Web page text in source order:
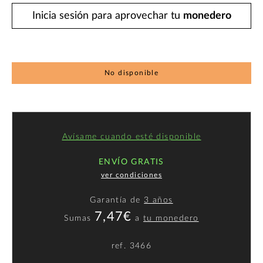
Inicia sesión para aprovechar tu monedero
No disponible
Avísame cuando esté disponible
ENVÍO GRATIS
ver condiciones
Garantía de 3 años
Sumas 7,47€ atu monedero
ref. 3466